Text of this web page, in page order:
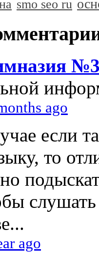
smo seo ru
№3
ago
если
то
слушать
ago